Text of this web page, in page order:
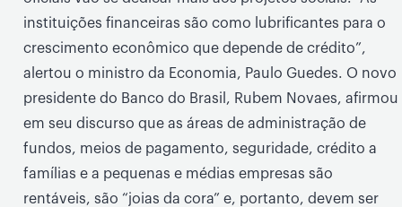
instituições financeiras são como lubrificantes para o
crescimento econômico que depende de crédito”,
alertou o ministro da Economia, Paulo Guedes. O novo
presidente do Banco do Brasil, Rubem Novaes, afirmou
em seu discurso que as áreas de administração de
fundos, meios de pagamento, seguridade, crédito a
famílias e a pequenas e médias empresas são
rentáveis, são “joias da cora” e, portanto, devem ser